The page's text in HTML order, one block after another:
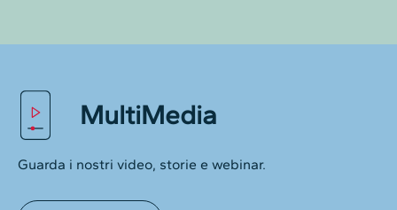
MultiMedia
Guarda i nostri video, storie e webinar.